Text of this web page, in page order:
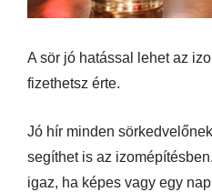
A sör jó hatással lehet az
fizethetsz érte.
Jó hír minden
segíthet is az
igaz, ha képes vagy egy